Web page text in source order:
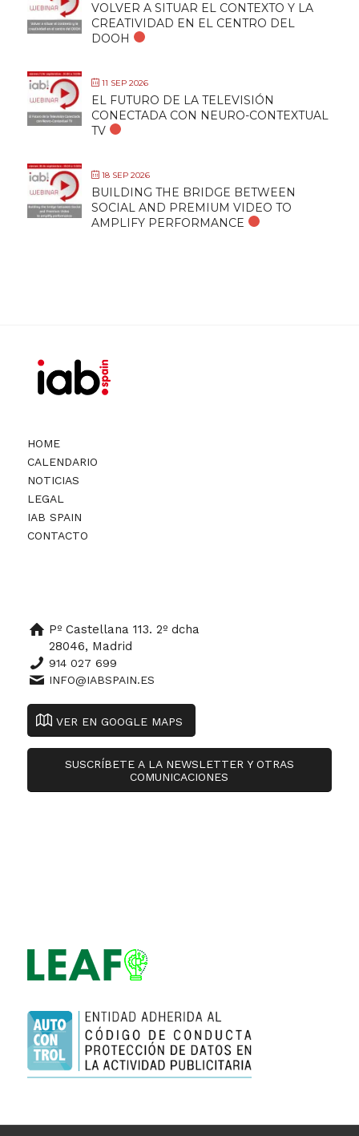
VOLVER A SITUAR EL CONTEXTO Y LA
CREATIVIDAD EN EL CENTRO DEL
DOOH
11 SEP 2026
EL FUTURO DE LA TELEVISIÓN
CONECTADA CON NEURO-CONTEXTUAL
TV
18 SEP 2026
BUILDING THE BRIDGE BETWEEN
SOCIAL AND PREMIUM VIDEO TO
AMPLIFY PERFORMANCE
HOME
CALENDARIO
NOTICIAS
LEGAL
IAB SPAIN
CONTACTO
Pº Castellana 113. 2º dcha
28046, Madrid
914 027 699
INFO@IABSPAIN.ES
VER EN GOOGLE MAPS
SUSCRÍBETE A LA NEWSLETTER Y OTRAS
COMUNICACIONES